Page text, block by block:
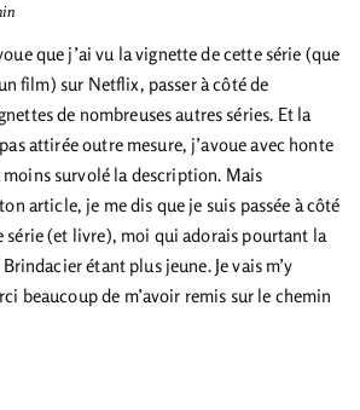
que j’ai vu la vignette de cette série (que
film) sur Netflix, passer à côté de
de nombreuses autres séries. Et la
attirée outre mesure, j’avoue avec honte
moins survolé la description. Mais
article, je me dis que je suis passée à côté
série (et livre), moi qui adorais pourtant la
étant plus jeune. Je vais m’y
beaucoup de m’avoir remis sur le chemin